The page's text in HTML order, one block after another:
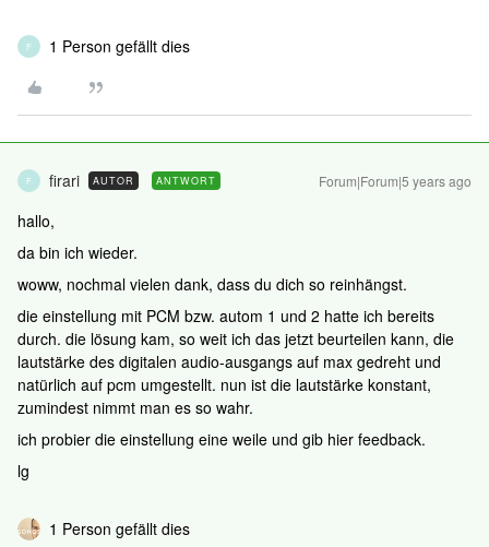
F 1 Person gefällt dies
F firari AUTOR ANTWORT Forum|Forum|5 years ago
hallo,
da bin ich wieder.
woww, nochmal vielen dank, dass du dich so reinhängst.
die einstellung mit PCM bzw. autom 1 und 2 hatte ich bereits
durch. die lösung kam, so weit ich das jetzt beurteilen kann, die
lautstärke des digitalen audio-ausgangs auf max gedreht und
natürlich auf pcm umgestellt. nun ist die lautstärke konstant,
zumindest nimmt man es so wahr.
ich probier die einstellung eine weile und gib hier feedback.
lg
1 Person gefällt dies